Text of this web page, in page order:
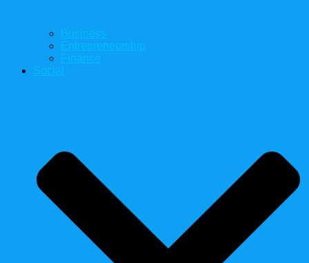
Business
Entrepreneurship
Finance
Social